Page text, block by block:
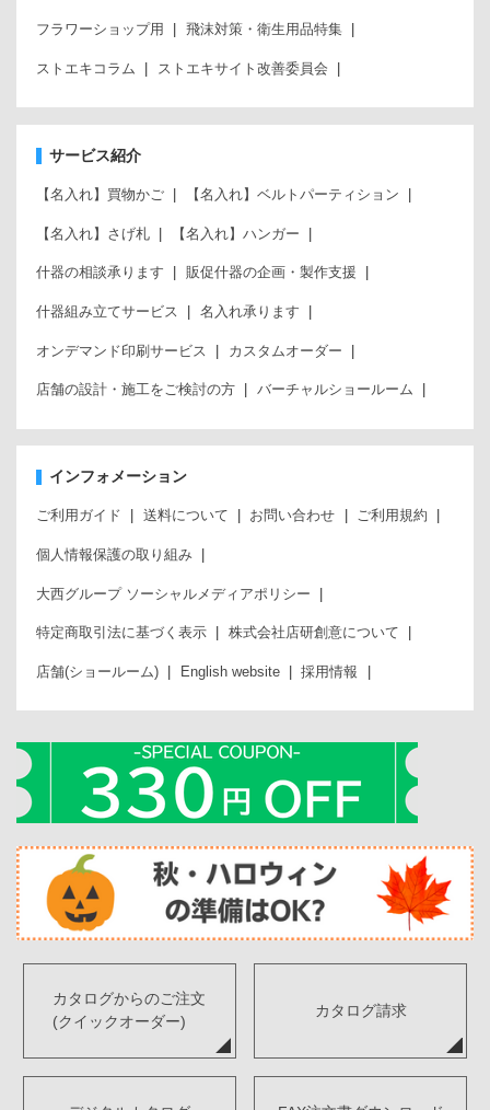
フラワーショップ用 飛沫対策・衛生用品特集
ストエキコラム ストエキサイト改善委員会
サービス紹介
【名入れ】買物かご 【名入れ】ベルトパーティション
【名入れ】さげ札 【名入れ】ハンガー
什器の相談承ります 販促什器の企画・製作支援
什器組み立てサービス 名入れ承ります
オンデマンド印刷サービス カスタムオーダー
店舗の設計・施工をご検討の方 バーチャルショールーム
インフォメーション
ご利用ガイド 送料について お問い合わせ ご利用規約
個人情報保護の取り組み
大西グループ ソーシャルメディアポリシー
特定商取引法に基づく表示 株式会社店研創意について
店舗(ショールーム) English website 採用情報
カタログからのご注文
(クイックオーダー)
カタログ請求